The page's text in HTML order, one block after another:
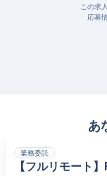
この求
応募
あ
業務委託
【フルリモート